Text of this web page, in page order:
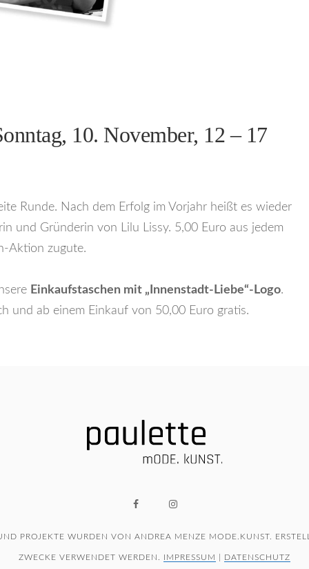
10. November, 12 – 17
Runde. Nach dem Erfolg im Vorjahr heißt es wieder
und Gründerin von Lilu Lissy. 5,00 Euro aus jedem
Aktion zugute.
Einkaufstaschen mit „Innenstadt-Liebe“-Logo.
und ab einem Einkauf von 50,00 Euro gratis.
PROJEKTE WURDEN VON ANDREA MENZE MODE.KUNST.
ZWECKE VERWENDET WERDEN. IMPRESSUM DATENSCHUTZ